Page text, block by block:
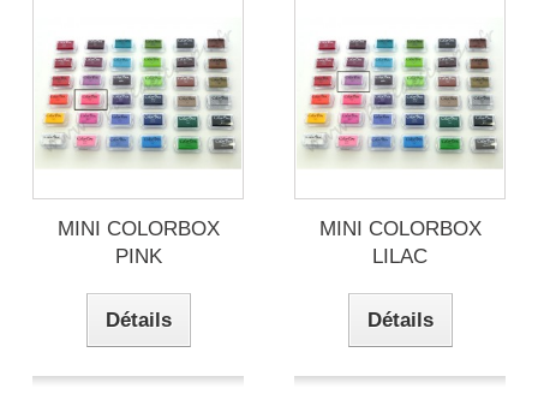
MINI COLORBOX
PINK
Détails
MINI COLORBOX
LILAC
Détails